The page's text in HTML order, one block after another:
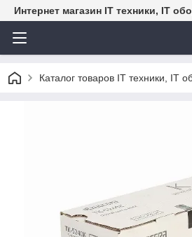
Интернет магазин IT техники, IT
Каталог товаров IT техники, IT